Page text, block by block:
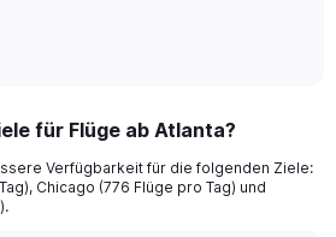
für Flüge ab Atlanta?
Verfügbarkeit für die folgenden Ziele:
Chicago (776 Flüge pro Tag) und